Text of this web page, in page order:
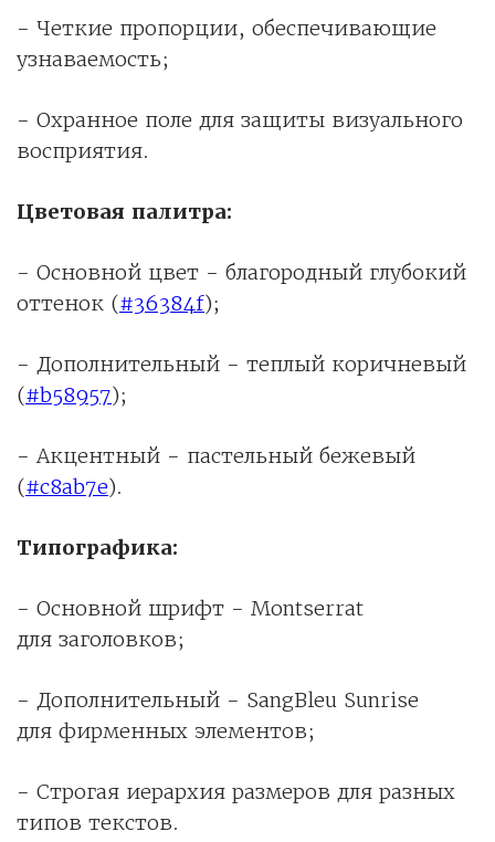
- Четкие пропорции, обеспечивающие
узнаваемость;
- Охранное поле для защиты визуального
восприятия.
Цветовая палитра:
- Основной цвет - благородный глубокий
оттенок (#36384f);
- Дополнительный - теплый коричневый
(#b58957);
- Акцентный - пастельный бежевый
(#c8ab7e).
Типографика:
- Основной шрифт - Montserrat
для заголовков;
- Дополнительный - SangBleu Sunrise
для фирменных элементов;
- Строгая иерархия размеров для разных
типов текстов.